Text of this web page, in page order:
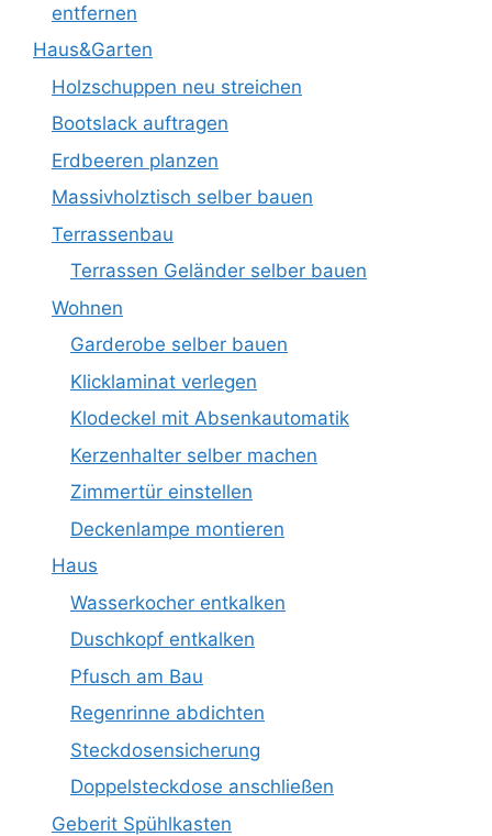
entfernen
Haus&Garten
Holzschuppen neu streichen
Bootslack auftragen
Erdbeeren planzen
Massivholztisch selber bauen
Terrassenbau
Terrassen Geländer selber bauen
Wohnen
Garderobe selber bauen
Klicklaminat verlegen
Klodeckel mit Absenkautomatik
Kerzenhalter selber machen
Zimmertür einstellen
Deckenlampe montieren
Haus
Wasserkocher entkalken
Duschkopf entkalken
Pfusch am Bau
Regenrinne abdichten
Steckdosensicherung
Doppelsteckdose anschließen
Geberit Spühlkasten